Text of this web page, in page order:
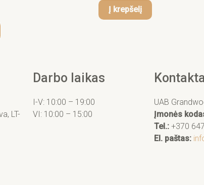
Į krepšelį
LT-
Darbo laikas
I-V: 10:00 – 19:00
VI: 10:00 – 15:00
UAB
Įmonės
Tel.: +370
El. paštas: